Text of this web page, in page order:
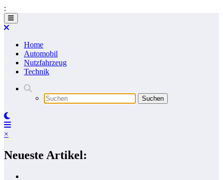
:
Zum
Inhalt
Home
Automobil
Nutzfahrzeug
Technik
×
Neueste Artikel: